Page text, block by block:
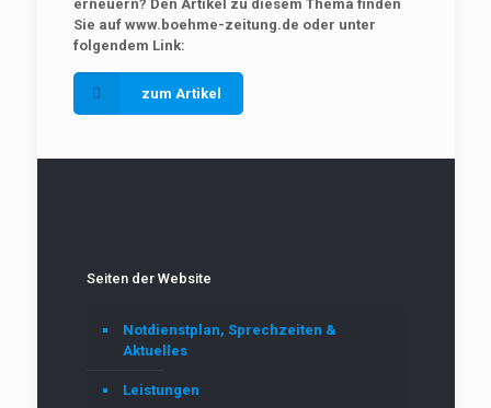
erneuern? Den Artikel zu diesem Thema finden
Sie auf www.boehme-zeitung.de oder unter
folgendem Link:
zum Artikel
Seiten der Website
Notdienstplan, Sprechzeiten &
Aktuelles
Leistungen